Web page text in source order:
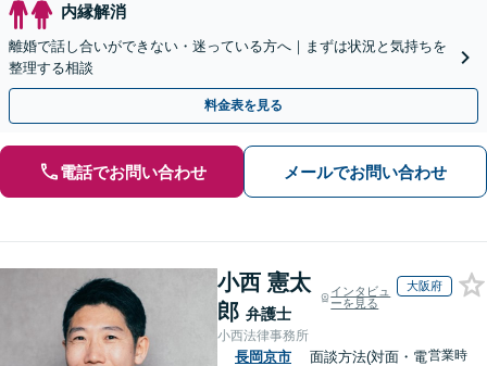
内縁解消
離婚で話し合いができない・迷っている方へ｜まずは状況と気持ちを
整理する相談
料金表を見る
電話でお問い合わせ メールでお問い合わせ
小西 憲太
郎 弁護士
インタビュ
ーを見る
大阪府
小西法律事務所
長岡京市
面談方法(対面・電営業時